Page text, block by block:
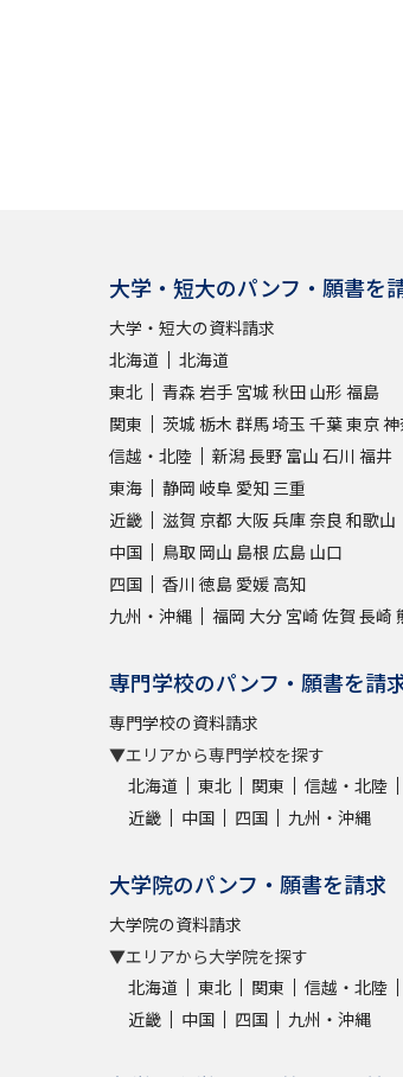
大学・短大のパンフ・願書を
大学・短大の資料請求
北海道
北海道
東北
青森 岩手 宮城 秋田 山形 福島
関東
茨城 栃木 群馬埼玉 千葉東京神
信越・北陸
新潟長野 富山 石川 福井
東海
静岡 岐阜 愛知 三重
近畿
滋賀 京都 大阪兵庫奈良 和歌山
中国
鳥取 岡山 島根 広島 山口
四国
香川 徳島 愛媛 高知
九州・沖縄
福岡 大分 宮崎 佐賀 長崎
専門学校のパンフ・願書を請
専門学校の資料請求
▼エリアから専門学校を探す
北海道
東北 関東 信越・北陸
近畿
中国 四国 九州・沖縄
大学院のパンフ・願書を請求
大学院の資料請求
▼エリアから大学院を探す
北海道
東北 関東 信越・北陸
近畿
中国 四国 九州・沖縄